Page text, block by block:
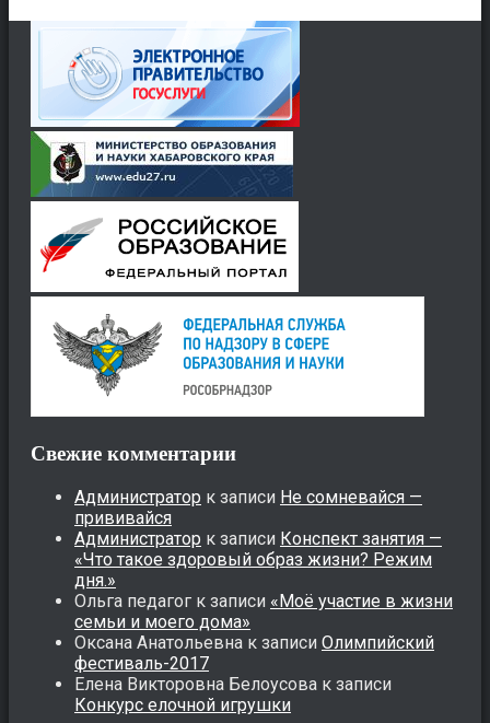
Свежие комментарии
Администратор к записи Не сомневайся —
прививайся
Администратор к записи Конспект занятия —
«Что такое здоровый образ жизни? Режим
дня.»
Ольга педагог к записи «Моё участие в жизни
семьи и моего дома»
Оксана Анатольевна к записи Олимпийский
фестиваль-2017
Елена Викторовна Белоусова к записи
Конкурс елочной игрушки